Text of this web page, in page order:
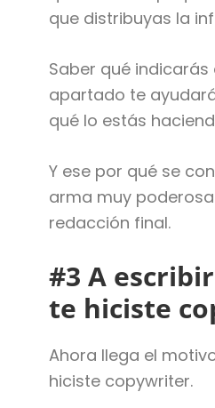
que distribuyas la
Saber qué indicarás
apartado te
qué lo estás
Y ese por qué se
arma muy
redacción final.
#3 A
te hiciste
Ahora llega el
hiciste copywriter.